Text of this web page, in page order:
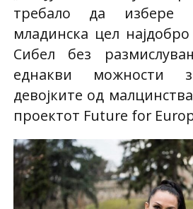
требало да избере
младинска цел
Сибел без
еднакви можности
девојките од
проектот Future for